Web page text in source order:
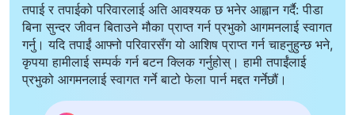
तपाई र तपाईको परिवारलाई अति आवश्यक छ भनेर आह्वान गर्दै: पीडा
बिना सुन्दर जीवन बिताउने मौका प्राप्त गर्न प्रभुको आगमनलाई स्वागत
गर्नु। यदि तपाईं आफ्नो परिवारसँग यो आशिष प्राप्त गर्न चाहनुहुन्छ भने,
कृपया हामीलाई सम्पर्क गर्न बटन क्लिक गर्नुहोस्। हामी तपाईंलाई
प्रभुको आगमनलाई स्वागत गर्ने बाटो फेला पार्न मद्दत गर्नेछौं।